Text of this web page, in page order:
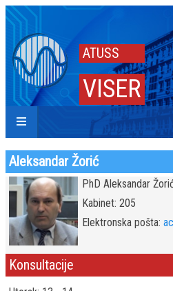
ATUSS
VISER
Aleksandar Žorić
PhD Aleksandar
Kabinet: 205
Elektronska pošta:
Konsultacije